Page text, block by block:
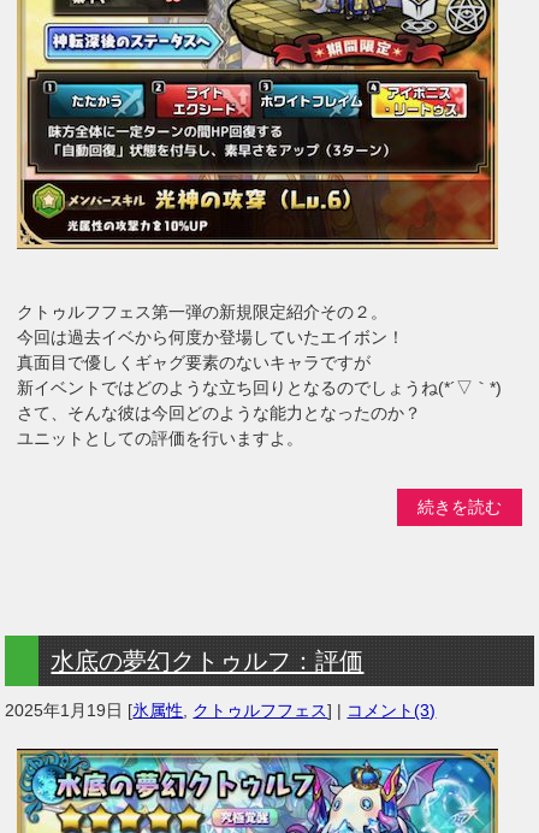
クトゥルフフェス第一弾の新規限定紹介その２。
今回は過去イベから何度か登場していたエイボン！
真面目で優しくギャグ要素のないキャラですが
新イベントではどのような立ち回りとなるのでしょうね(*´▽｀*)
さて、そんな彼は今回どのような能力となったのか？
ユニットとしての評価を行いますよ。
続きを読む
水底の夢幻クトゥルフ：評価
2025年1月19日 [氷属性 クトゥルフフェス] | コメント(3)